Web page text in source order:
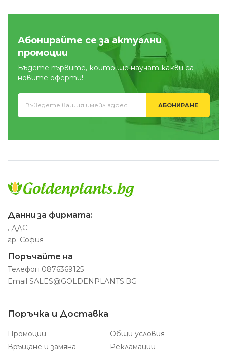
Абонирайте се за актуални
промоции
Бъдете първите, които ще научат какви са
новите оферти!
АБОНИРАНЕ
Данни за фирмата:
, ДДС:
гр. София
Поръчайте на
Телефон 0876369125
Email SALES@GOLDENPLANTS.BG
Поръчка и Доставка
Промоции
Общи условия
Връщане и замяна
Рекламации